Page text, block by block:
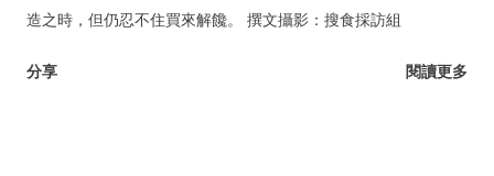
造之時，但仍忍不住買來解饞。 撰文攝影：搜食採訪組
分享 閱讀更多